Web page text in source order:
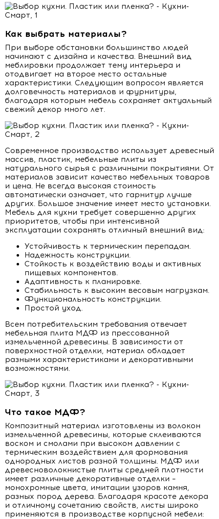
Как выбрать материалы?
При выборе обстановки большинство людей
начинают с дизайна и качества. Внешний вид
меблировки продолжает тему интерьера и
отодвигает на второе место остальные
характеристики. Следующим вопросом является
долговечность материалов и фурнитуры,
благодаря которым мебель сохраняет актуальный
свежий декор много лет.
Современное производство использует древесный
массив, пластик, мебельные плиты из
натурального сырья с различными покрытиями. От
материалов зависит качество мебельных товаров
и цена. Не всегда высокая стоимость
автоматически означает, что гарнитур лучше
других. Большое значение имеет место установки.
Мебель для кухни требует совершенно других
приоритетов, чтобы при интенсивной
эксплуатации сохранять отличный внешний вид:
Устойчивость к термическим перепадам.
Надежность конструкции.
Стойкость к воздействию воды и активных
пищевых компонентов.
Адаптивность к планировке.
Стабильность к высоким весовым нагрузкам.
Функциональность конструкции.
Простой уход.
Всем потребительским требования отвечает
мебельная плита МДФ из прессованной
измельченной древесины. В зависимости от
поверхностной отделки, материал обладает
разными характеристиками и декоративными
возможностями.
Что такое МДФ?
Композитный материал изготовлены из волокон
измельченной древесины, которые склеиваются
воском и смолами при высоком давлении с
термическим воздействием для формования
однородных листов разной толщины. МДФ или
древесноволокнистые плиты средней плотности
имеет различные декоративные отделки –
монохромные цвета, имитации узоров камня,
разных пород дерева. Благодаря красоте декора
и отличному сочетанию свойств, листы широко
применяются в производстве корпусной мебели: